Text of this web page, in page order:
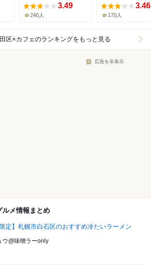
3.49
240人
3.46
170人
区×カフェのランキングをもっと見る
広告を非表示
ルメ情報まとめ
限定】札幌市白石区のおすすめ冷たいラーメン
ウ@味噌ラーonly